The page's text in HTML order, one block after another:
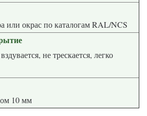
или окрас по каталогам RAL/NCS
не трескается, легко
10 мм